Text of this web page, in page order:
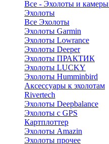
Все - Эхолоты и камеры
Эхолоты
Все Эхолоты
Эхолоты Garmin
Эхолоты Lowrance
Эхолоты Deeper
Эхолоты ПРАКТИК
Эхолоты LUCKY
Эхолоты Humminbird
Аксессуары к эхолотам
Rivertech
Эхолоты Deepbalance
Эхолоты с GPS
Картплоттер
Эхолоты Amazin
Эхолоты прочее